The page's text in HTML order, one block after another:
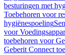
besturingen met
Toebehoren voor
hygiënespoeling
voor
toebehoren voor
Geberit Connect